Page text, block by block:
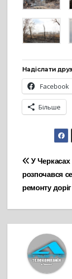
Надіслати
Facebook
Більше
записів
У Черкасах
розпочався
ремонту доріг